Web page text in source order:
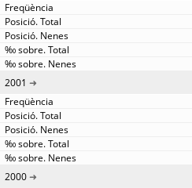
2001
2000